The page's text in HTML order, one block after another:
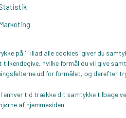
på 'Tillad alle cookies' giver du
hvilke formål du vil give
ud for formålet, og derefter
enhver tid trække dit samtykke tilbage
af hjemmesiden.
Thyborøn casen her
Gumm casen her